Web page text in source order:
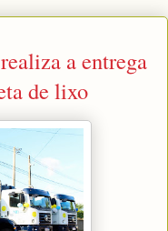
a entrega
de lixo